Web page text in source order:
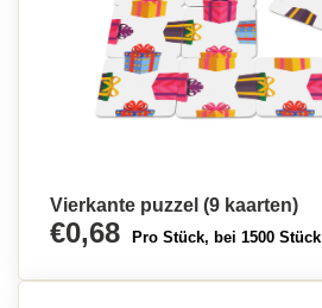
Vierkante puzzel (9 kaarten)
€0,68 Pro Stück, bei 1500 Stück